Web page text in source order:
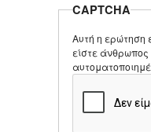
CAPTCHA
Αυτή η ερώτηση
είστε